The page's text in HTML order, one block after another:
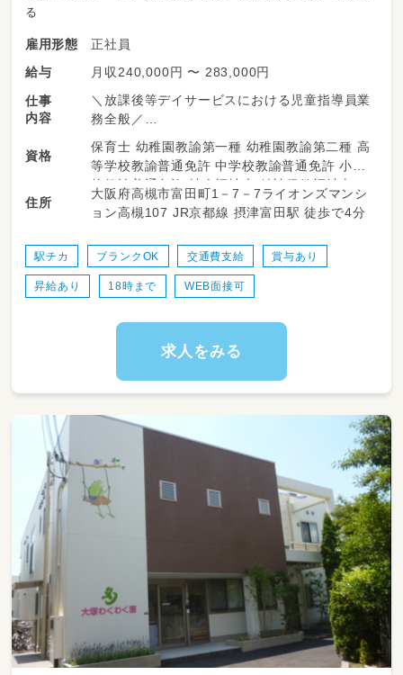
る
雇用形態
正社員
給与
月収240,000円 〜 283,000円
仕事
内容
＼放課後等デイサービスにおける児童指導員業
務全般／
学校やご家庭での日常生活に困りごとを抱える
お子さんに、運動を中心に身体の発達を促して
いきます！
・学習指導や運動指導、ソーシャルスキルの指導
（挨拶や作業学習等）
・担当者会議での支援の方向性の調整
・児童の送迎など（自動車免許有資格者）
・レクリエーションあり
【就業場所の変更の範囲：会社の定める場所】
資格
保育士 幼稚園教諭第一種 幼稚園教諭第二種 高
等学校教諭普通免許 中学校教諭普通免許 小学
校教諭普通免許 社会福祉士 精神保健福祉士
住所
大阪府高槻市富田町1－7－7ライオンズマンシ
ョン高槻107 JR京都線 摂津富田駅 徒歩で4分
駅チカ ブランクOK 交通費支給 賞与あり
昇給あり 18時まで WEB面接可
求人をみる